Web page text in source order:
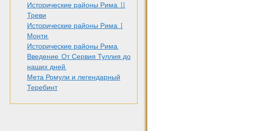
Исторические районы Рима. II
Треви
Исторические районы Рима. I
Монти.
Исторические районы Рима.
Введение. От Сервия Туллия до
наших дней.
Мета Ромули и легендарный
Теребинт